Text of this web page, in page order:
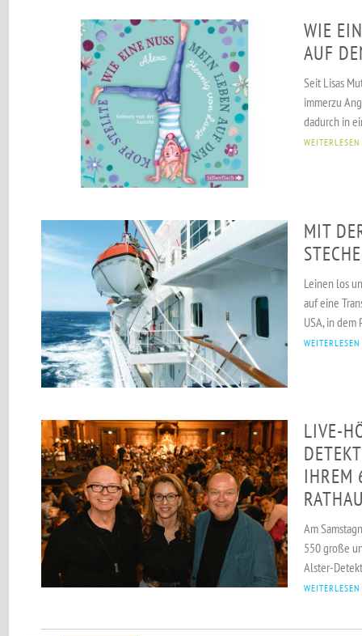
WIE
AUF
Seit Lisas
immerzu
dadurch in
WEITERLESEN
MIT
Leinen los
auf eine
USA, in dem
WEITERLESEN
LIVE-
IHREM
Am
550 große
Alster-
WEITERLESEN